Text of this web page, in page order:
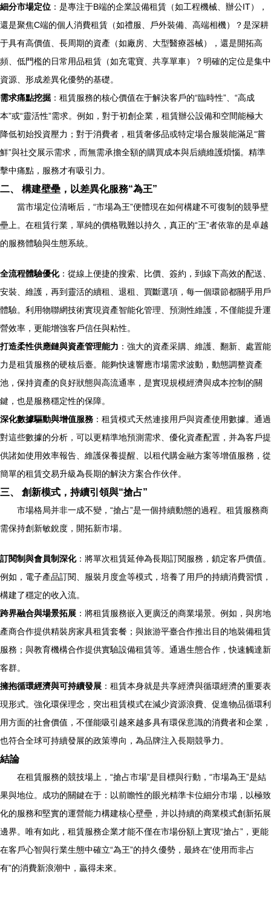
細分市場定位 ：是專注于B端的企業設備租賃（如工程機械、辦公IT），
還是聚焦C端的個人消費租賃（如禮服、戶外裝備、高端相機）？是深耕
于具有高價值、長周期的資產（如廠房、大型醫療器械），還是開拓高
頻、低門檻的日常用品租賃（如充電寶、共享單車）？明確的定位是集中
資源、形成差異化優勢的基礎。
需求痛點挖掘 ：租賃服務的核心價值在于解決客戶的“臨時性”、“高成
本”或“靈活性”需求。例如，對于初創企業，租賃辦公設備和空間能極大
降低初始投資壓力；對于消費者，租賃奢侈品或特定場合服裝能滿足“嘗
鮮”與社交展示需求，而無需承擔全額的購買成本與后續維護煩惱。精準
擊中痛點，服務才有吸引力。
二、 構建壁壘，以差異化服務“為王”
當市場定位清晰后，“市場為王”便體現在如何構建不可復制的競爭壁
壘上。在租賃行業，單純的價格戰難以持久，真正的“王”者依靠的是卓越
的服務體驗與生態系統。
全流程體驗優化：從線上便捷的搜索、比價、簽約，到線下高效的配送、
安裝、維護，再到靈活的續租、退租、買斷選項，每一個環節都關乎用戶
體驗。利用物聯網技術實現資產智能化管理、預測性維護，不僅能提升運
營效率，更能增強客戶信任與粘性。
打造柔性供應鏈與資產管理能力 ：強大的資產采購、維護、翻新、處置能
力是租賃服務的硬核后臺。能夠快速響應市場需求波動，動態調整資產
池，保持資產的良好狀態與高流通率，是實現規模經濟與成本控制的關
鍵，也是服務穩定性的保障。
深化數據驅動與增值服務 ：租賃模式天然連接用戶與資產使用數據。通過
對這些數據的分析，可以更精準地預測需求、優化資產配置，并為客戶提
供諸如使用效率報告、維護保養提醒、以租代購金融方案等增值服務，從
簡單的租賃交易升級為長期的解決方案合作伙伴。
三、 創新模式，持續引領與“搶占”
市場格局并非一成不變，“搶占”是一個持續動態的過程。租賃服務商
需保持創新敏銳度，開拓新市場。
訂閱制與會員制深化：將單次租賃延伸為長期訂閱服務，鎖定客戶價值。
例如，電子產品訂閱、服裝月度盒等模式，培養了用戶的持續消費習慣，
構建了穩定的收入流。
跨界融合與場景拓展 ：將租賃服務嵌入更廣泛的商業場景。例如，與房地
產商合作提供精裝房家具租賃套餐；與旅游平臺合作推出目的地裝備租賃
服務；與教育機構合作提供實驗設備租賃等。通過生態合作，快速觸達新
客群。
擁抱循環經濟與可持續發展 ：租賃本身就是共享經濟與循環經濟的重要表
現形式。強化環保理念，突出租賃模式在減少資源浪費、促進物品循環利
用方面的社會價值，不僅能吸引越來越多具有環保意識的消費者和企業，
也符合全球可持續發展的政策導向，為品牌注入長期競爭力。
結論
在租賃服務的競技場上，“搶占市場”是目標與行動，“市場為王”是結
果與地位。成功的關鍵在于：以前瞻性的眼光精準卡位細分市場，以極致
化的服務和堅實的運營能力構建核心壁壘，并以持續的商業模式創新拓展
邊界。唯有如此，租賃服務企業才能不僅在市場份額上實現“搶占”，更能
在客戶心智與行業生態中確立“為王”的持久優勢，最終在“使用而非占
有”的消費新浪潮中，贏得未來。